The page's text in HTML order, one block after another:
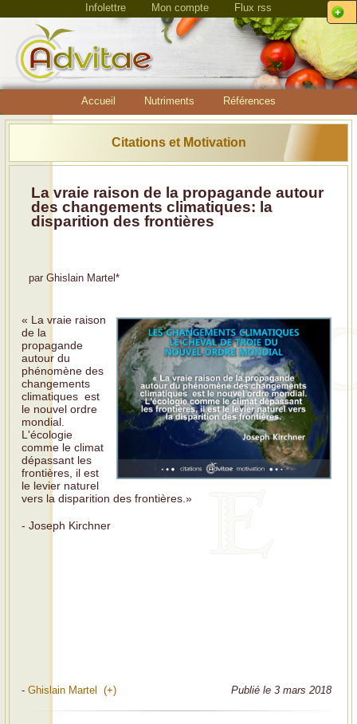
Infolettre Mon compte Flux rss
Accueil Nutriments Références
Citations et Motivation
La vraie raison de la propagande autour
des changements climatiques: la
disparition des frontières
par Ghislain Martel *
« La vraie raison
de la
propagande
autour du
phénomène des
changements
climatiques est
le nouvel ordre
mondial.
L'écologie
comme le climat
dépassant les
frontières, il est
le levier naturel
vers la disparition des frontières.»
- Joseph Kirchner
- Ghislain Martel (+) Publié le 3 mars 2018